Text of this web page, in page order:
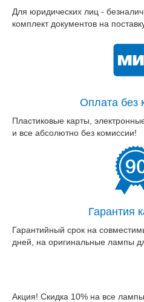
Для юридических лиц -
комплект документов на
Оплата без
Пластиковые карты,
и все абсолютно без комиссии!
Гарантия
Гарантийный срок на
дней, на оригинальные лампы
Акция! Скидка 10% на все